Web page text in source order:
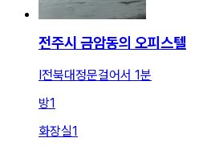
전주시 금암동의 오피스텔
I전북대정문걸어서 1분
방1
화장실1